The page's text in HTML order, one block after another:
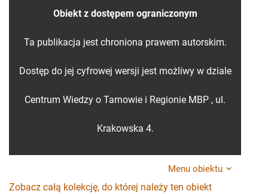
Obiekt z dostępem ograniczonym
Ta publikacja jest chroniona prawem autorskim.
Dostęp do jej cyfrowej wersji jest możliwy w dziale
Centrum Wiedzy o Tarnowie i Regionie MBP , ul.
Krakowska 4.
Menu obiektu
Zobacz całą kolekcję, do której należy ten obiekt